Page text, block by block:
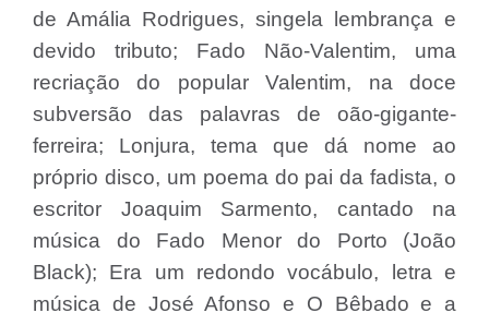
de Amália Rodrigues, singela lembrança e
devido tributo; Fado Não-Valentim, uma
recriação do popular Valentim, na doce
subversão das palavras de oão-gigante-
ferreira; Lonjura, tema que dá nome ao
próprio disco, um poema do pai da fadista, o
escritor Joaquim Sarmento, cantado na
música do Fado Menor do Porto (João
Black); Era um redondo vocábulo, letra e
música de José Afonso e O Bêbado e a